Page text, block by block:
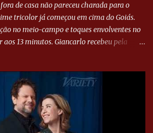
de casa não pareceu charada para o
tricolor já começou em cima do Goiás.
no meio-campo e toques envolventes no
13 minutos. Giancarlo recebeu pela
aos 21 minutos. Éverton Garroni
cabeça e, mesmo de costas, incidiu o canto
esmeraldino se esticou e até tocou na
para desviar sua trajetória. O ataque do
o Paraná seguiu em cima. Aos 32